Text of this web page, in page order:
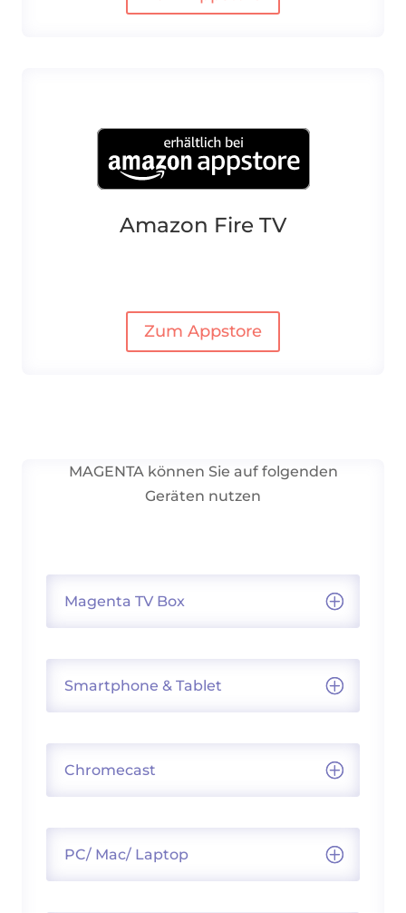
Amazon Fire TV
Zum Appstore
MAGENTA können Sie auf folgenden
Geräten nutzen
Magenta TV Box
Smartphone & Tablet
Chromecast
PC/ Mac/ Laptop